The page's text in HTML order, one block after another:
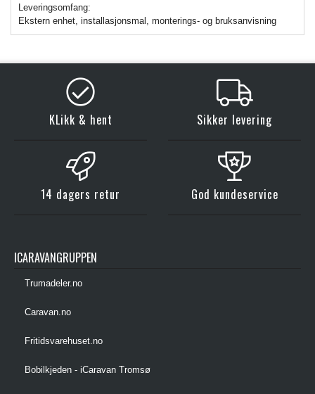
Leveringsomfang:
Ekstern enhet, installasjonsmal, monterings- og bruksanvisning
KLikk & hent Sikker levering
14 dagers retur God kundeservice
ICARAVANGRUPPEN
Trumadeler.no
Caravan.no
Fritidsvarehuset.no
Bobilkjeden - iCaravan Tromsø